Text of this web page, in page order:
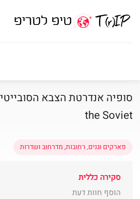
the Soviet
פארקים וגנים,רחובות, מדרחוב ושדרות
סקירה כללית
הוסף חוות דעת